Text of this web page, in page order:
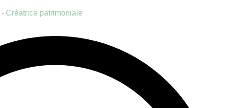
- Créatrice patrimoniale